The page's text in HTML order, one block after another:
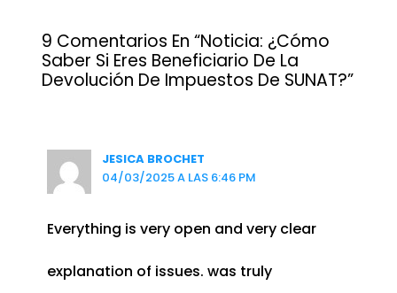
9 Comentarios En “Noticia: ¿Cómo
Saber Si Eres Beneficiario De La
Devolución De Impuestos De SUNAT?”
JESICA BROCHET
04/03/2025 A LAS 6:46 PM
Everything is very open and very clear
explanation of issues. was truly